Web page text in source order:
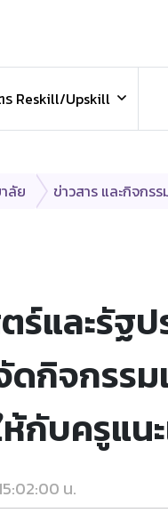
สัมพันธ์
ม
Reskill/Upskill
ลัย ข่าวสาร และกิจกรร
ร์และรัฐ
กิจกรรม
กับครูแน
น.